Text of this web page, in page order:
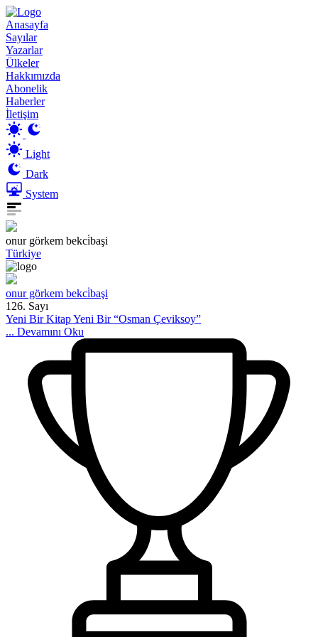
Anasayfa
Sayılar
Yazarlar
Ülkeler
Hakkımızda
Abonelik
Haberler
İletişim
Light
Dark
System
onur görkem bekci̇başi
Türkiye
onur görkem bekci̇başi
126. Sayı
Yeni Bir Kitap Yeni Bir “Osman Çeviksoy”
... Devamını Oku